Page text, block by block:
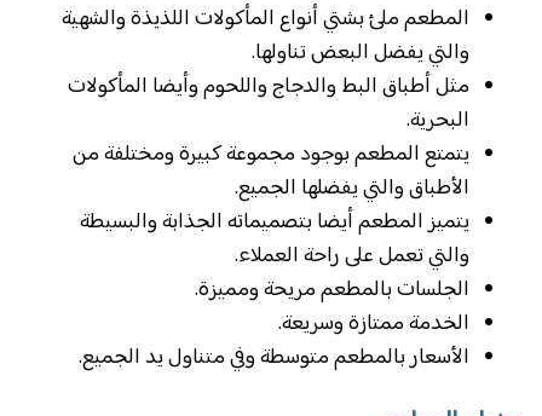
المطعم ملئ بشتي أنواع المأكولات اللذيذة والشهية
والتي يفضل البعض تناولها.
مثل أطباق البط والدجاج واللحوم وأيضا المأكولات
البحرية.
يتمتع المطعم بوجود مجموعة كبيرة ومختلفة من
الأطباق والتي يفضلها الجميع.
يتميز المطعم أيضا بتصميماته الجذابة والبسيطة
والتي تعمل على راحة العملاء. ‏
الجلسات بالمطعم مريحة ومميزة.
الخدمة ممتازة وسريعة.
الأسعار بالمطعم متوسطة وفي متناول يد الجميع.